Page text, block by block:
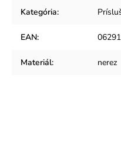
Kategória:
EAN:
Materiál: nerez